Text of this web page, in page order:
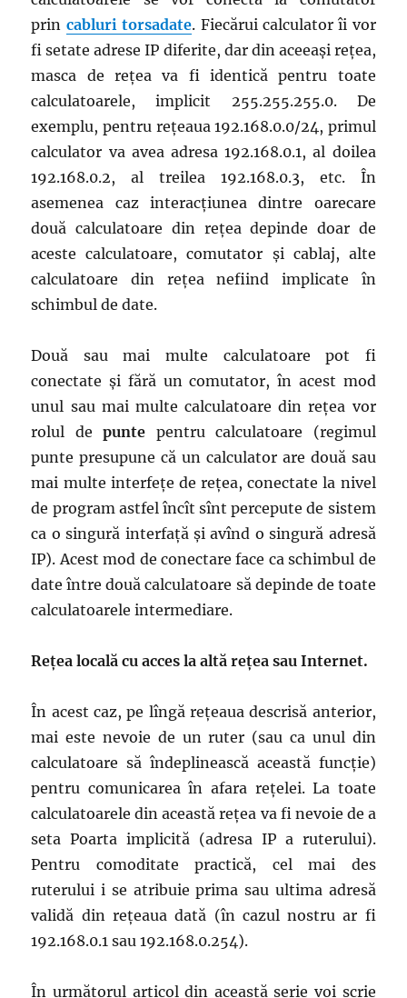
prin cabluri torsadate. Fiecărui calculator îi vor
fi setate adrese IP diferite, dar din aceeași rețea,
masca de rețea va fi identică pentru toate
calculatoarele, implicit 255.255.255.0. De
exemplu, pentru rețeaua 192.168.0.0/24, primul
calculator va avea adresa 192.168.0.1, al doilea
192.168.0.2, al treilea 192.168.0.3, etc. În
asemenea caz interacțiunea dintre oarecare
două calculatoare din rețea depinde doar de
aceste calculatoare, comutator și cablaj, alte
calculatoare din rețea nefiind implicate în
schimbul de date.
Două sau mai multe calculatoare pot fi
conectate și fără un comutator, în acest mod
unul sau mai multe calculatoare din rețea vor
rolul depunte pentru calculatoare (regimul
punte presupune că un calculator are două sau
mai multe interfețe de rețea, conectate la nivel
de program astfel încît sînt percepute de sistem
ca o singură interfață și avînd o singură adresă
IP). Acest mod de conectare face ca schimbul de
date între două calculatoare să depinde de toate
calculatoarele intermediare.
Rețea locală cu acces la altă rețea sau Internet.
În acest caz, pe lîngă rețeaua descrisă anterior,
mai este nevoie de un ruter (sau ca unul din
calculatoare să îndeplinească această funcție)
pentru comunicarea în afara rețelei. La toate
calculatoarele din această rețea va fi nevoie de a
seta Poarta implicită (adresa IP a ruterului).
Pentru comoditate practică, cel mai des
ruterului i se atribuie prima sau ultima adresă
validă din rețeaua dată (în cazul nostru ar fi
192.168.0.1 sau 192.168.0.254).
În următorul articol din această serie voi scrie